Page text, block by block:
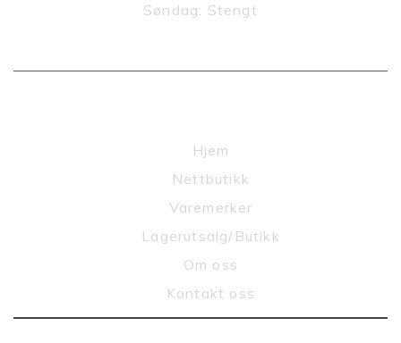
Søndag: Stengt
Hjem
Nettbutikk
Varemerker
Lagerutsalg/Butikk
Om oss
Kontakt oss